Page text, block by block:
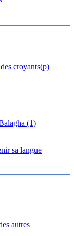
croyants(p)
(1)
sa langue
autres